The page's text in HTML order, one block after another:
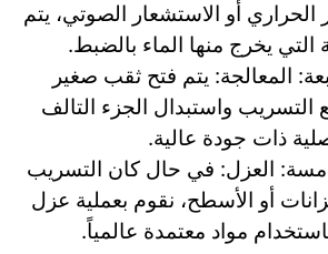
الحراري أو الاستشعار الصوتي، يتم
التي يخرج منها الماء بالضبط.
المعالجة: يتم فتح ثقب صغير
واستبدال الجزء التالف
ذات جودة عالية.
العزل: في حال كان التسريب
أو الأسطح، نقوم بعملية عزل
مواد معتمدة عالمياً.